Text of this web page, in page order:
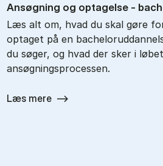
An­søg­ning og op­ta­gel­se -
Læs alt om, hvad du skal gøre
optaget på en
du søger, og hvad der sker i
ansøgningsprocessen.
Læs mere